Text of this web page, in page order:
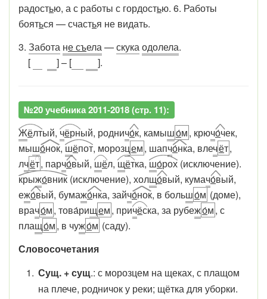
радостью, а с работы с гордостью. 6. Работы
бояться — счастья не видать.
3. Забота не съела —скука одолела.
[
] – [ ].
№20 учебника 2011-2018 (стр. 11):
Жёлтый, чёрный, родничо́к, камышо́м, крючо́чек,
мышо́нок, шёпот, морозцем, шапчо́нка, влечёт,
лчёт, парчо́вый, шёл, щётка, шо́рох (исключение).
крыжо́вник (исключение), холщо́вый, кумачо́вый,
ежо́вый, бумажо́нка, зайчо́нок, в большо́м (доме),
врачо́м, това́рищем, причёска, за рубежо́м, с
плащо́м, в чужо́м (саду).
Словосочетания
Сущ. + сущ.: с морозцем на щеках, с плащом
на плече, родничок у реки; щётка для уборки.